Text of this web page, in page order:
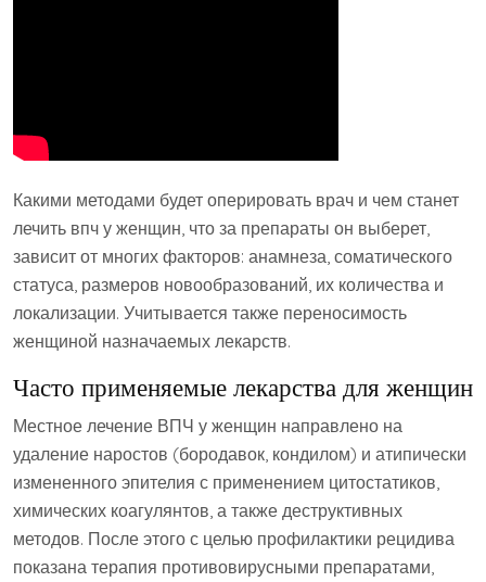
Какими методами будет оперировать врач и чем станет
лечить впч у женщин, что за препараты он выберет,
зависит от многих факторов: анамнеза, соматического
статуса, размеров новообразований, их количества и
локализации. Учитывается также переносимость
женщиной назначаемых лекарств.
Часто применяемые лекарства для женщин
Местное лечение ВПЧ у женщин направлено на
удаление наростов (бородавок, кондилом) и атипически
измененного эпителия с применением цитостатиков,
химических коагулянтов, а также деструктивных
методов. После этого с целью профилактики рецидива
показана терапия противовирусными препаратами,